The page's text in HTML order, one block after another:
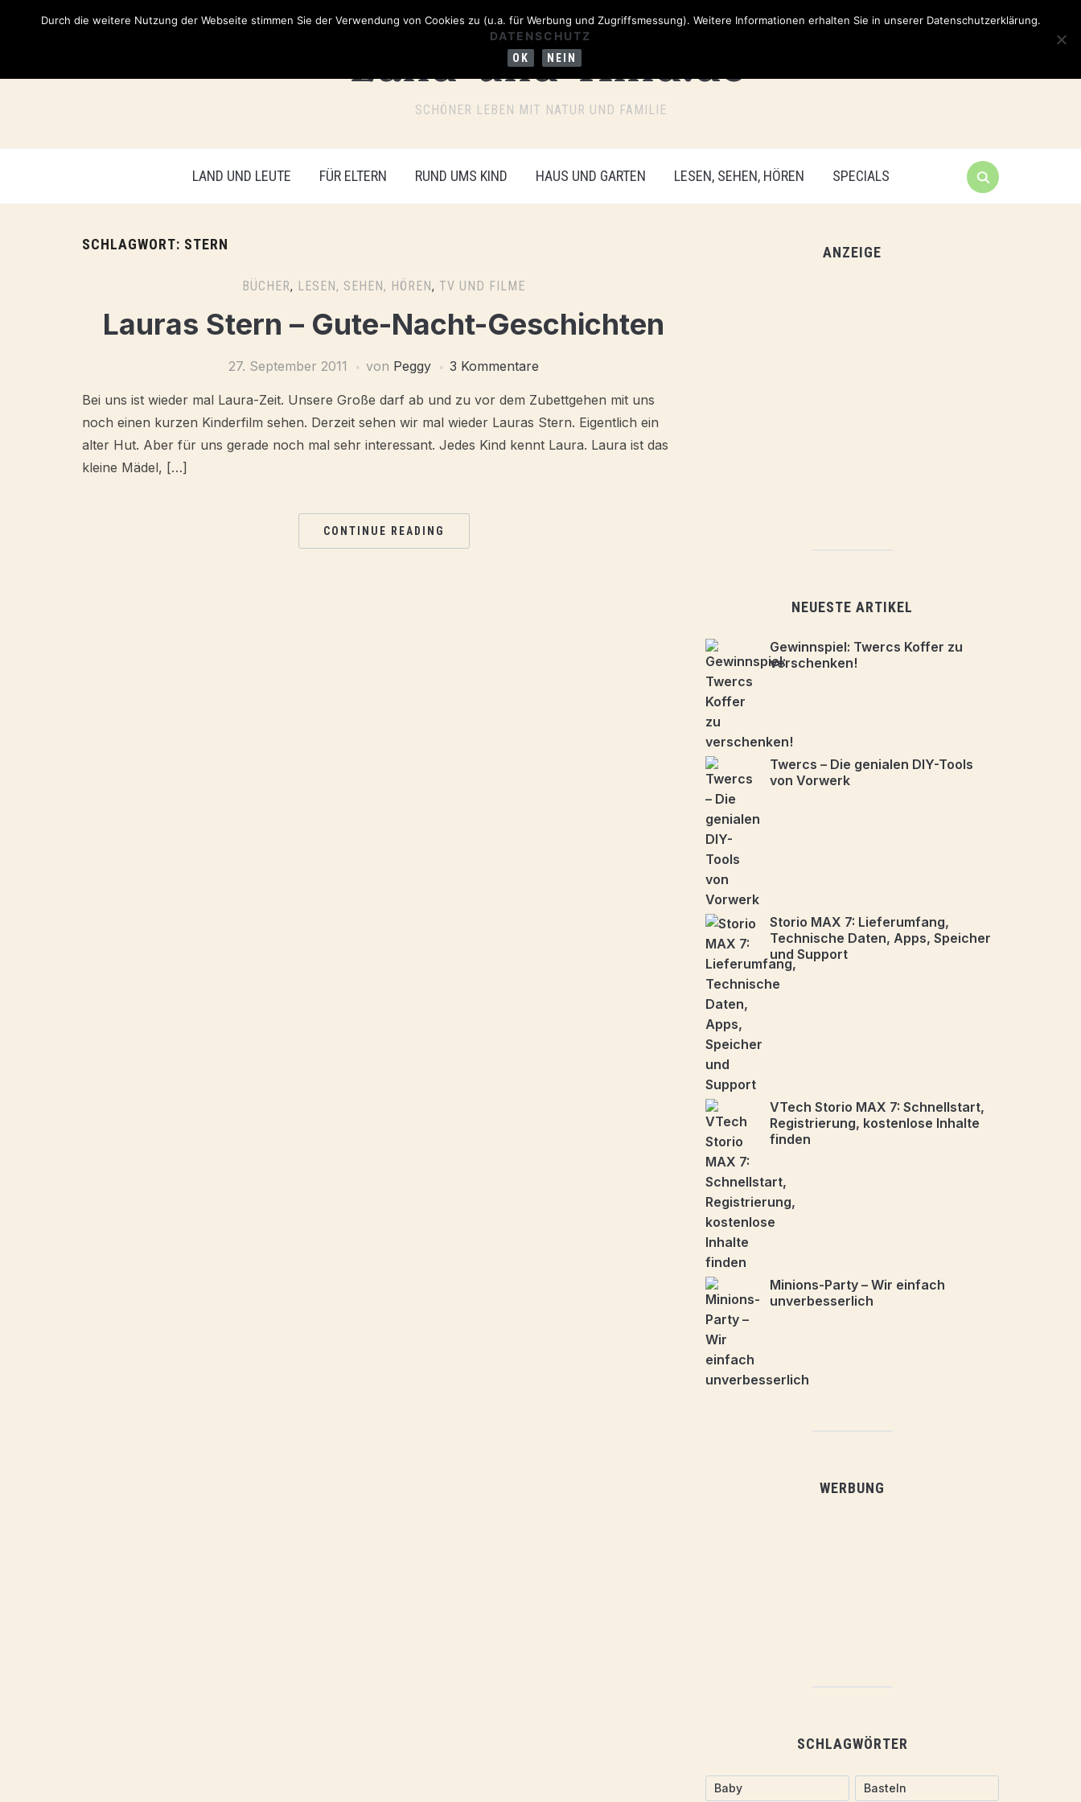
SCHÖNER LEBEN MIT NATUR UND FAMILIE
LAND UND LEUTE FÜR ELTERN RUND UMS KIND HAUS UND GARTEN LESEN, SEHEN, HÖREN SPECIALS
SCHLAGWORT: STERN
BÜCHER, LESEN, SEHEN, HÖREN, TV UND FILME
Lauras Stern – Gute-Nacht-Geschichten
27. September 2011 von Peggy 3 Kommentare
Bei uns ist wieder mal Laura-Zeit. Unsere Große darf ab und zu vor dem Zubettgehen mit uns
noch einen kurzen Kinderfilm sehen. Derzeit sehen wir mal wieder Lauras Stern. Eigentlich ein
alter Hut. Aber für uns gerade noch mal sehr interessant. Jedes Kind kennt Laura. Laura ist das
kleine Mädel, […]
CONTINUE READING
ANZEIGE
NEUESTE ARTIKEL
Gewinnspiel: Twercs Koffer zu
verschenken!
Twercs – Die genialen DIY-Tools
von Vorwerk
Storio MAX 7: Lieferumfang,
Technische Daten, Apps, Speicher
und Support
VTech Storio MAX 7: Schnellstart,
Registrierung, kostenlose Inhalte
finden
Minions-Party – Wir einfach
unverbesserlich
WERBUNG
SCHLAGWÖRTER
Baby Basteln
Durch die weitere Nutzung der Webseite stimmen Sie der Verwendung von Cookies zu (u.a. für Werbung und Zugriffsmessung). Weitere Informationen erhalten Sie in unserer Datenschutzerklärung.
DATENSCHUTZ
OK NEIN